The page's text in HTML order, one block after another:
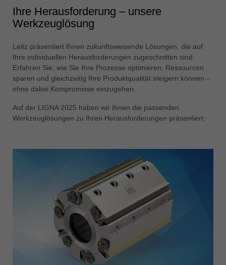
Ihre Herausforderung – unsere
Werkzeuglösung
Leitz präsentiert Ihnen zukunftsweisende Lösungen, die auf
Ihre individuellen Herausforderungen zugeschnitten sind.
Erfahren Sie, wie Sie Ihre Prozesse optimieren, Ressourcen
sparen und gleichzeitig Ihre Produktqualität steigern können –
ohne dabei Kompromisse einzugehen.
Auf der LIGNA 2025 haben wir Ihnen die passenden
Werkzeuglösungen zu Ihren Herausforderungen präsentiert: